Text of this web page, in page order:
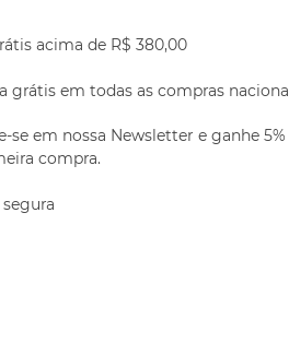
acima de R$ 380,00
grátis em todas as compras
se em nossa Newsletter e ganhe
compra.